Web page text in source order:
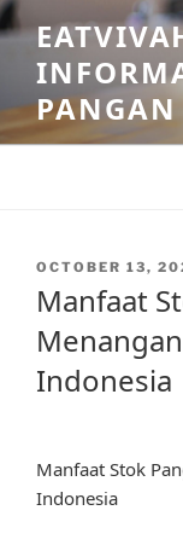
Skip
to
content
POSTED
OCTOBER 13,
Manfaat
Indonesia
Manfaat Stok
Indonesia